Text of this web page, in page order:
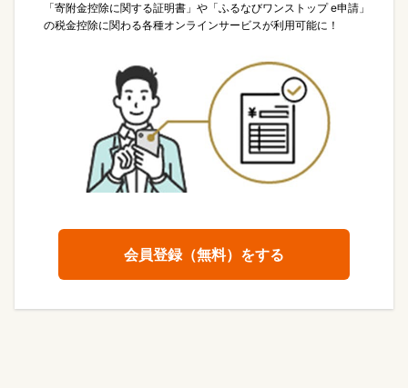
「寄附金控除に関する証明書」や「ふるなびワンストップ e申請」
の税金控除に関わる各種オンラインサービスが利用可能に！
会員登録（無料）をする